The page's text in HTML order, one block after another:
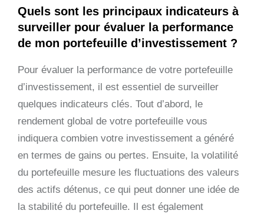
Quels sont les principaux indicateurs à
surveiller pour évaluer la performance
de mon portefeuille d’investissement ?
Pour évaluer la performance de votre portefeuille
d’investissement, il est essentiel de surveiller
quelques indicateurs clés. Tout d’abord, le
rendement global de votre portefeuille vous
indiquera combien votre investissement a généré
en termes de gains ou pertes. Ensuite, la volatilité
du portefeuille mesure les fluctuations des valeurs
des actifs détenus, ce qui peut donner une idée de
la stabilité du portefeuille. Il est également